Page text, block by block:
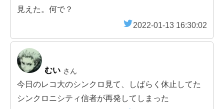
見えた。何で？
2022-01-13 16:30:02
むい さん
今日のレコ大のシンクロ見て、しばらく休止してた
シンクロニシティ信者が再発してしまった